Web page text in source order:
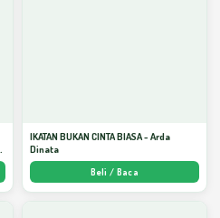
IKATAN BUKAN CINTA BIASA - Arda
Dinata
Beli / Baca